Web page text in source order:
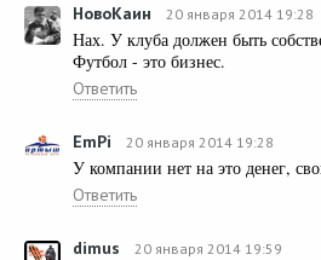
НовоКаин 20 января 2014 19:28
Нах. У клуба должен быть
Футбол - это бизнес.
Ответить
EmPi 20 января 2014 19:28
У компании нет на это денег,
Ответить
dimus 20 января 2014 19:59